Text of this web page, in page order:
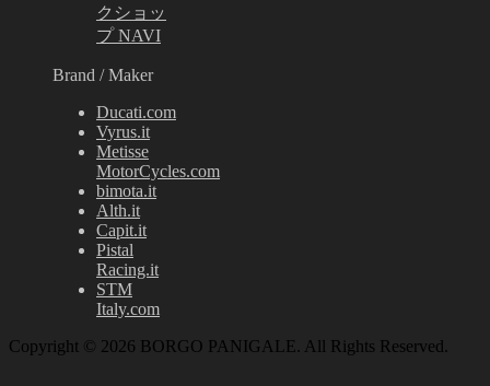
クショッ
プ NAVI
Brand / Maker
Ducati.com
Vyrus.it
Metisse
MotorCycles.com
bimota.it
Alth.it
Capit.it
Pistal
Racing.it
STM
Italy.com
Copyright © 2026 BORGO PANIGALE. All Rights Reserved.